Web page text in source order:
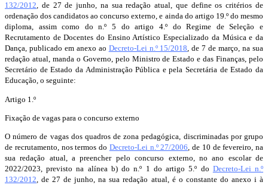
132/2012, de 27 de junho, na sua redação atual, que define os critérios de
ordenação dos candidatos ao concurso externo, e ainda do artigo 19.º do mesmo
diploma, assim como do n.º 5 do artigo 4.º do Regime de Seleção e
Recrutamento de Docentes do Ensino Artístico Especializado da Música e da
Dança, publicado em anexo ao Decreto-Lei n.º 15/2018, de 7 de março, na sua
redação atual, manda o Governo, pelo Ministro de Estado e das Finanças, pelo
Secretário de Estado da Administração Pública e pela Secretária de Estado da
Educação, o seguinte:
Artigo 1.º
Fixação de vagas para o concurso externo
O número de vagas dos quadros de zona pedagógica, discriminadas por grupo
de recrutamento, nos termos do Decreto-Lei n.º 27/2006, de 10 de fevereiro, na
sua redação atual, a preencher pelo concurso externo, no ano escolar de
2022/2023, previsto na alínea b) do n.º 1 do artigo 5.º do Decreto-Lei n.º
132/2012, de 27 de junho, na sua redação atual, é o constante do anexo i à